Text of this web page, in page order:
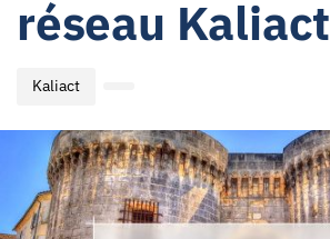
réseau Kaliact
Kaliact